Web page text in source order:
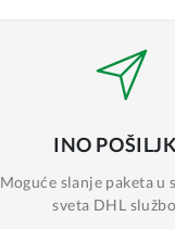
INO
Moguće slanje paketa u
sveta DHL